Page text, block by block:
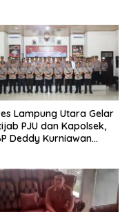
Lampung Utara Gelar
PJU dan Kapolsek,
Deddy Kurniawan